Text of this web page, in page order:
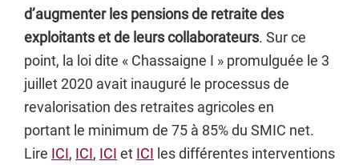
d’augmenter les pensions de retraite des
exploitants et de leurs collaborateurs. Sur ce
point, la loi dite « Chassaigne I » promulguée le 3
juillet 2020 avait inauguré le processus de
revalorisation des retraites agricoles en
portant le minimum de 75 à 85% du SMIC net.
Lire ICI, ICI, ICI et ICI les différentes interventions